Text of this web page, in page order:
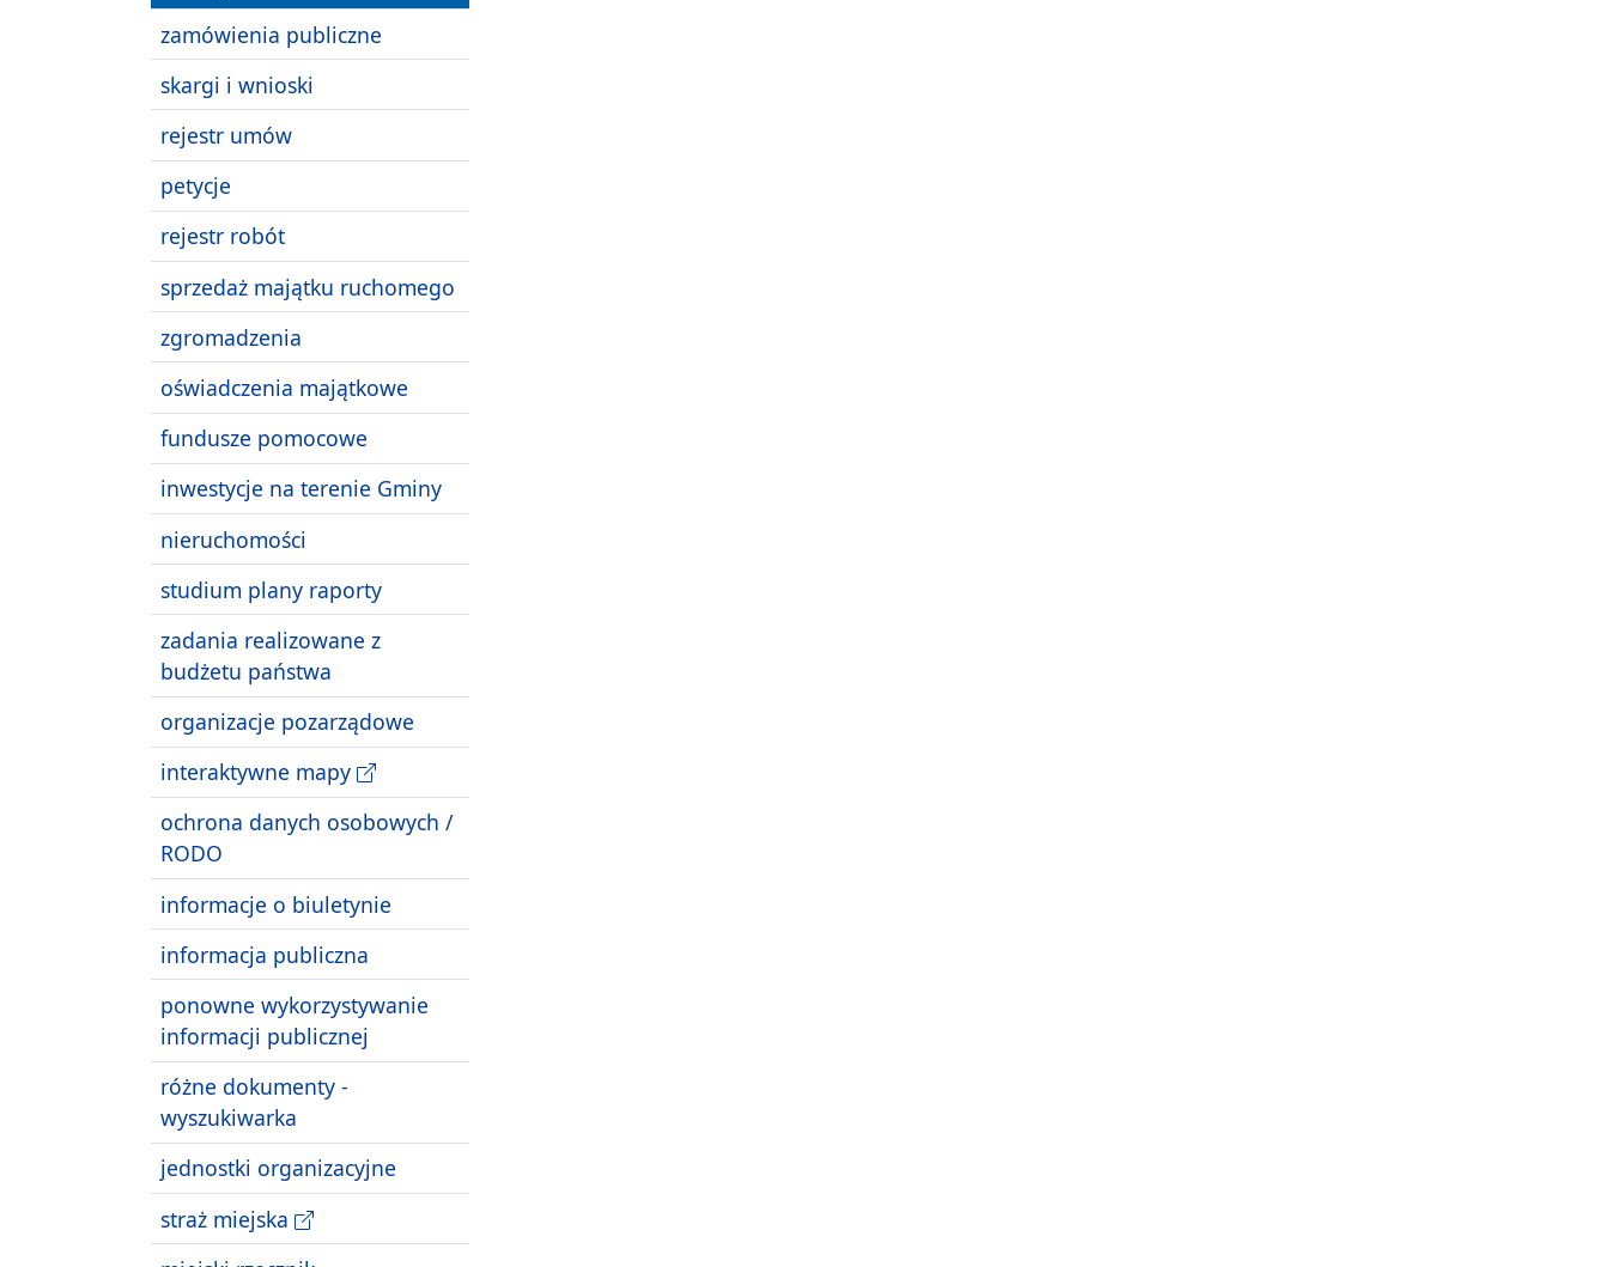
zamówienia publiczne
skargi i wnioski
rejestr umów
petycje
rejestr robót
sprzedaż majątku ruchomego
zgromadzenia
oświadczenia majątkowe
fundusze pomocowe
inwestycje na terenie Gminy
nieruchomości
studium plany raporty
zadania realizowane z
budżetu państwa
organizacje pozarządowe
interaktywne mapy
ochrona danych osobowych /
RODO
informacje o biuletynie
informacja publiczna
ponowne wykorzystywanie
informacji publicznej
różne dokumenty -
wyszukiwarka
jednostki organizacyjne
straż miejska